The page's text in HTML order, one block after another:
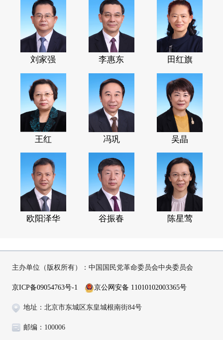
刘家强 李惠东 田红旗
王红 冯巩 吴晶
欧阳泽华 谷振春 陈星莺
主办单位（版权所有）：中国国民党革命委员会中央委员会
京ICP备09054763号-1 京公网安备 11010102003365号
地址：北京市东城区东皇城根南街84号
邮编：100006